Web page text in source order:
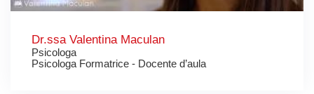
Dr.ssa Valentina Maculan
Psicologa
Psicologa Formatrice - Docente d’aula